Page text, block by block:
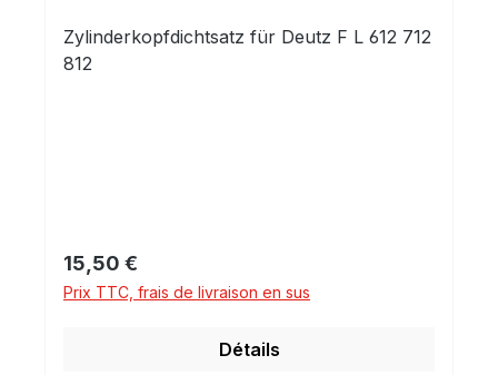
Zylinderkopfdichtsatz für Deutz F L 612 712
812
Prix régulier :
15,50 €
Prix TTC, frais de livraison en sus
Détails